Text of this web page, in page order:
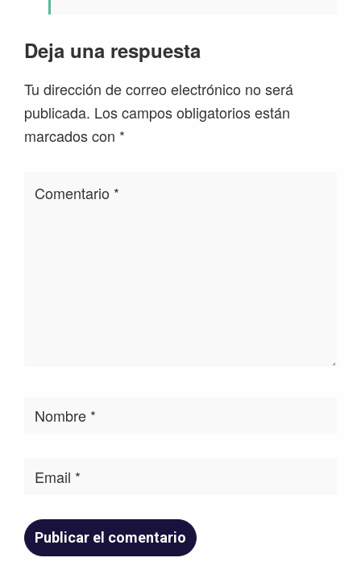
Deja una respuesta
Tu dirección de correo electrónico no será
publicada. Los campos obligatorios están
marcados con *